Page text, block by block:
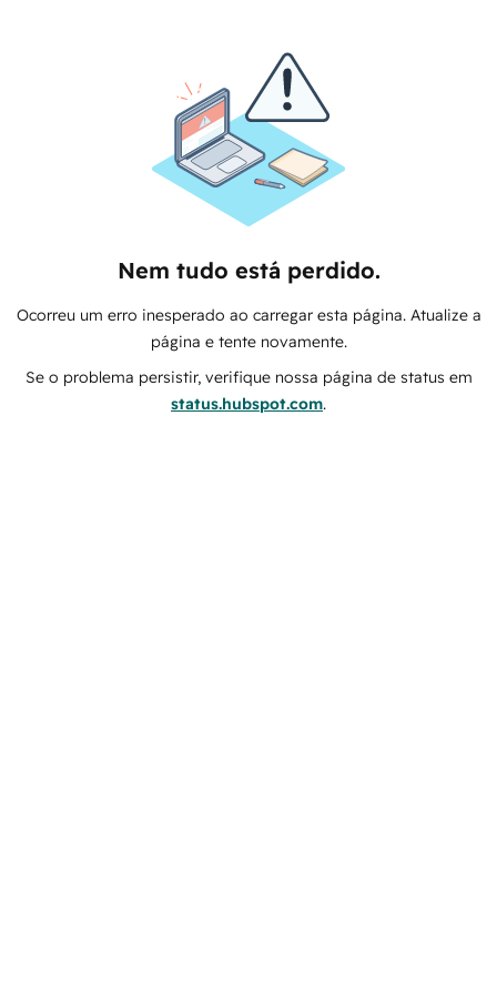
Nem tudo está perdido.
Ocorreu um erro inesperado ao carregar esta página. Atualize a
página e tente novamente.
Se o problema persistir, verifique nossa página de status em
status.hubspot.com.